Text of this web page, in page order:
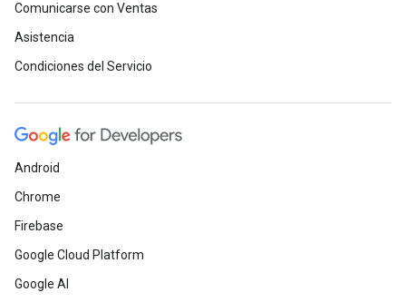
Comunicarse con Ventas
Asistencia
Condiciones del Servicio
Android
Chrome
Firebase
Google Cloud Platform
Google AI